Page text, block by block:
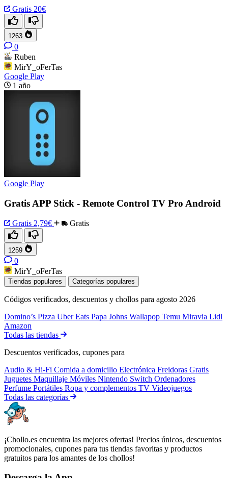
Gratis 20€
1263
0
Ruben
MirY_oFerTas
Google Play
1 año
Google Play
Gratis APP Stick - Remote Control TV Pro Android
Gratis 2,79€ Gratis
1259
0
MirY_oFerTas
Tiendas populares Categorías populares
Códigos verificados, descuentos y chollos para agosto 2026
Domino’s Pizza Uber Eats Papa Johns Wallapop Temu Miravia Lidl
Amazon
Todas las tiendas
Descuentos verificados, cupones para
Audio & Hi-Fi Comida a domicilio Electrónica Freidoras Gratis
Juguetes Maquillaje Móviles Nintendo Switch Ordenadores
Perfume Portátiles Ropa y complementos TV Videojuegos
Todas las categorías
¡Chollo.es encuentra las mejores ofertas! Precios únicos, descuentos
promocionales, cupones para tus tiendas favoritas y productos
gratuitos para los amantes de los chollos!